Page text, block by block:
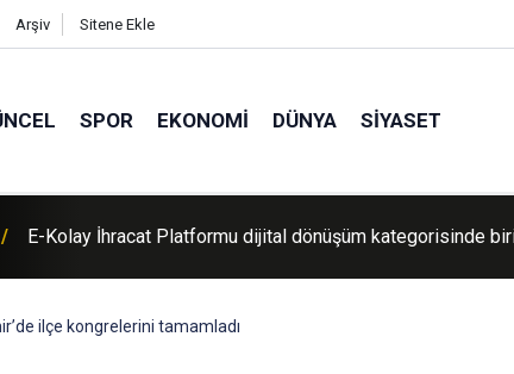
Arşiv Sitene Ekle
SPOR EKONOMI DÜNYA SIYASET
Cumhurbaşkanı Erdoğan Suudi Arabistan'a gitti
ilçe kongrelerini tamamladı